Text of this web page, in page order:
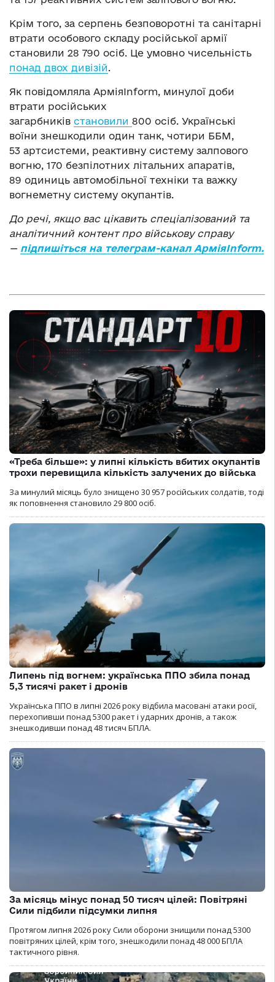
Крім того, за серпень безповоротні та санітарні
втрати особового складу російської армії
становили 28 790 осіб. Це умовно чисельність
понад двох дивізій.
Як повідомляла АрміяInform, минулої доби
втрати російських
загарбників становили 800 осіб. Українські
воїни знешкодили один танк, чотири ББМ,
53 артсистеми, реактивну систему залпового
вогню, 170 безпілотних літальних апаратів,
89 одиниць автомобільної техніки та важку
вогнеметну систему окупантів.
До речі, якщо вас цікавить спеціалізований та
аналітичний контент про військову справу
— підпишіться на телеграм-канал АрміяInform.
«Треба більше»: у липні кількість вбитих окупантів
трохи перевищила кількість залучених до війська
За минулий місяць було знищено 30 957 російських солдатів, тоді
як поповнення становило 29 800 осіб.
Липень під вогнем: українська ППО збила понад
5,3 тисячі ракет і дронів
Українська ППО в липні 2026 року відбила масовані атаки росії,
перехопивши понад 5300 ракет і ударних дронів, а також
знешкодивши понад 48 тисяч БПЛА.
За місяць мінус понад 50 тисяч цілей: Повітряні
Сили підбили підсумки липня
Протягом липня 2026 року Cили оборони знищили понад 5300
повітряних цілей, крім того, знешкодили понад 48 000 БПЛА
тактичного рівня.